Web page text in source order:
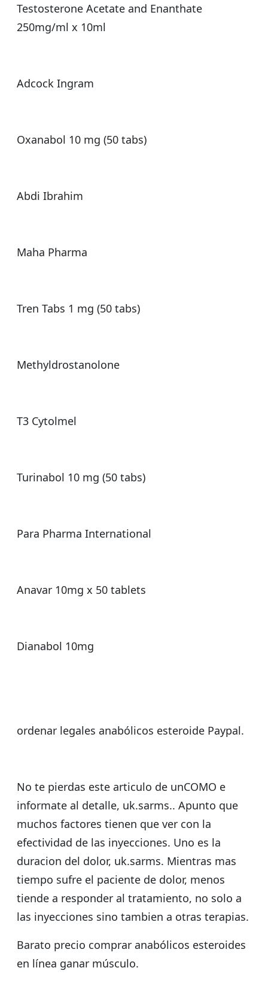
Testosterone Acetate and Enanthate
250mg/ml x 10ml
Adcock Ingram
Oxanabol 10 mg (50 tabs)
Abdi Ibrahim
Maha Pharma
Tren Tabs 1 mg (50 tabs)
Methyldrostanolone
T3 Cytolmel
Turinabol 10 mg (50 tabs)
Para Pharma International
Anavar 10mg x 50 tablets
Dianabol 10mg
ordenar legales anabólicos esteroide Paypal.
No te pierdas este articulo de unCOMO e
informate al detalle, uk.sarms.. Apunto que
muchos factores tienen que ver con la
efectividad de las inyecciones. Uno es la
duracion del dolor, uk.sarms. Mientras mas
tiempo sufre el paciente de dolor, menos
tiende a responder al tratamiento, no solo a
las inyecciones sino tambien a otras terapias.
Barato precio comprar anabólicos esteroides
en línea ganar músculo.